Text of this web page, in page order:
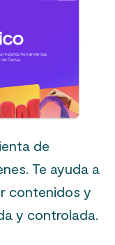
de
Te ayuda a
contenidos y
y controlada.